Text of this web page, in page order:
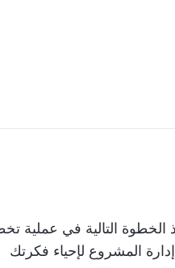
التالية في عملية
المشروع لإحياء فكرتك